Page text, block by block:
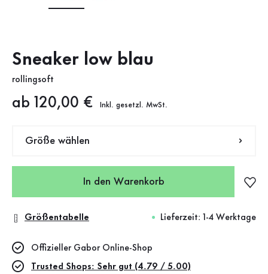
Sneaker low blau
rollingsoft
Neuer Preis
ab 120,00 € Inkl. gesetzl. MwSt.
Größe wählen
In den Warenkorb
Größentabelle Lieferzeit: 1-4 Werktage
Offizieller Gabor Online-Shop
Trusted Shops: Sehr gut (4.79 / 5.00)